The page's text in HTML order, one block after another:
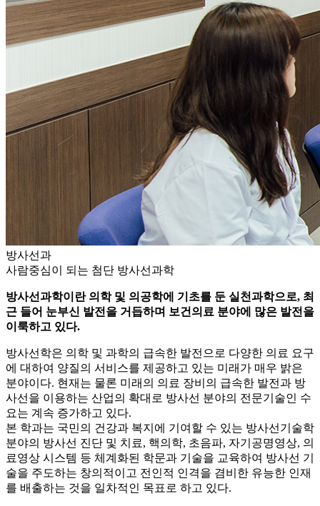
방사선과
사람중심이 되는 첨단 방사선과학
방사선과학이란 의학 및 의공학에 기초를 둔 실천과학으로, 최
근 들어 눈부신 발전을 거듭하며 보건의료 분야에 많은 발전을
이룩하고 있다.
방사선학은 의학 및 과학의 급속한 발전으로 다양한 의료 요구
에 대하여 양질의 서비스를 제공하고 있는 미래가 매우 밝은
분야이다. 현재는 물론 미래의 의료 장비의 급속한 발전과 방
사선을 이용하는 산업의 확대로 방사선 분야의 전문기술인 수
요는 계속 증가하고 있다.
본 학과는 국민의 건강과 복지에 기여할 수 있는 방사선기술학
분야의 방사선 진단 및 치료, 핵의학, 초음파, 자기공명영상, 의
료영상 시스템 등 체계화된 학문과 기술을 교육하여 방사선 기
술을 주도하는 창의적이고 전인적 인격을 겸비한 유능한 인재
를 배출하는 것을 일차적인 목표로 하고 있다.